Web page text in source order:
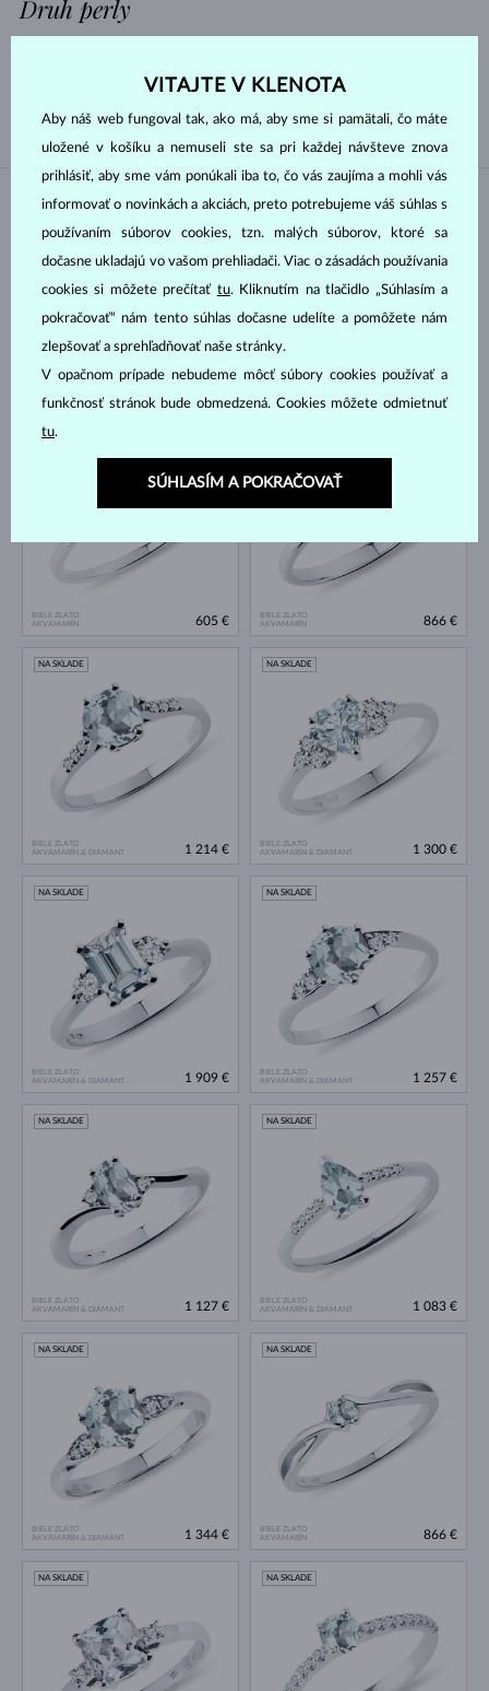
Druh perly
NA SKLADE NA SKLADE
BIELE ZLATO
AKVAMARÍN
NA SKLADE
605 €
BIELE ZLATO
AKVAMARÍN
866 €
BIELE ZLATO
AKVAMARÍN & DIAMANT
NA SKLADE
1 214 €
BIELE ZLATO
AKVAMARÍN & DIAMANT
NA SKLADE
1 300 €
BIELE ZLATO
AKVAMARÍN & DIAMANT
NA SKLADE
1 909 €
BIELE ZLATO
AKVAMARÍN & DIAMANT
NA SKLADE
1 257 €
BIELE ZLATO
AKVAMARÍN & DIAMANT
NA SKLADE
1 127 €
BIELE ZLATO
AKVAMARÍN & DIAMANT
NA SKLADE
1 083 €
BIELE ZLATO
AKVAMARÍN & DIAMANT
NA SKLADE
1 344 €
BIELE ZLATO
AKVAMARÍN
NA SKLADE
866 €
NA SKLADE NA SKLADE
VITAJTE V KLENOTA
Aby náš web fungoval tak, ako má, aby sme si pamätali, čo máte
uložené v košíku a nemuseli ste sa pri každej návšteve znova
prihlásiť, aby sme vám ponúkali iba to, čo vás zaujíma a mohli vás
informovať o novinkách a akciách, preto potrebujeme váš súhlas s
používaním súborov cookies, tzn. malých súborov, ktoré sa
dočasne ukladajú vo vašom prehliadači. Viac o zásadách používania
cookies si môžete prečítať tu. Kliknutím na tlačidlo „Súhlasím a
pokračovať“ nám tento súhlas dočasne udelíte a pomôžete nám
zlepšovať a sprehľadňovať naše stránky.
V opačnom prípade nebudeme môcť súbory cookies používať a
funkčnosť stránok bude obmedzená. Cookies môžete odmietnuť
tu.
SÚHLASÍM A POKRAČOVAŤ